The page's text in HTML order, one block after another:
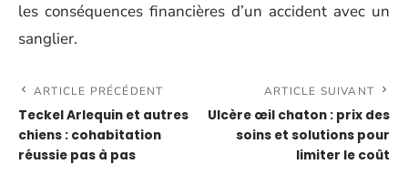
les conséquences financières d’un accident avec un
sanglier.
ARTICLE PRÉCÉDENT
Teckel Arlequin et autres
chiens : cohabitation
réussie pas à pas
ARTICLE SUIVANT
Ulcère œil chaton : prix des
soins et solutions pour
limiter le coût